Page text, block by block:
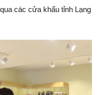
các cửa khẩu tỉnh Lạng